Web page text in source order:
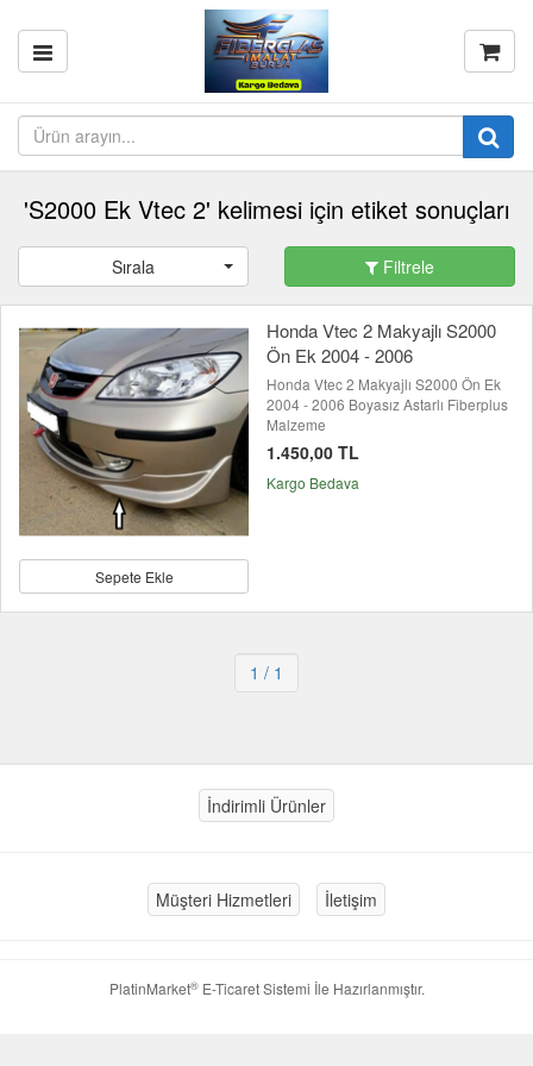
'S2000 Ek Vtec 2' kelimesi için etiket sonuçları
Sırala Filtrele
Sepete Ekle
Honda Vtec 2 Makyajlı S2000
Ön Ek 2004 - 2006
Honda Vtec 2 Makyajlı S2000 Ön Ek
2004 - 2006 Boyasız Astarlı Fiberplus
Malzeme
1.450,00 TL
Kargo Bedava
1 / 1
İndirimli Ürünler
Müşteri Hizmetleri İletişim
PlatinMarket®E-Ticaret Sistemi İle Hazırlanmıştır.